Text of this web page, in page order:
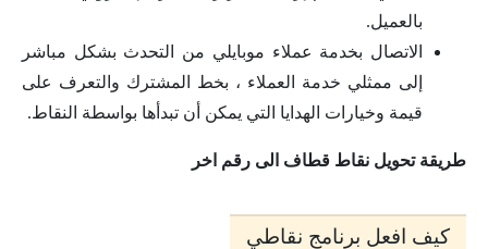
بالعميل.
الاتصال بخدمة عملاء موبايلي من التحدث بشكل مباشر
إلى ممثلي خدمة العملاء ، بخط المشترك والتعرف على
قيمة وخيارات الهدايا التي يمكن أن تبدأها بواسطة النقاط.
طريقة تحويل نقاط قطاف الى رقم اخر
كيف افعل برنامج نقاطي